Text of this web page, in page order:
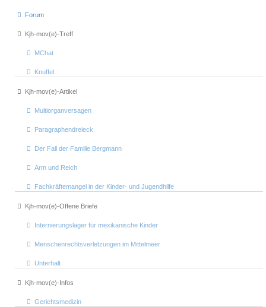
Forum
Kjh-mov(e)-Treff
MChat
Knuffel
Kjh-mov(e)-Artikel
Multiorganversagen
Paragraphendreieck
Der Fall der Familie Bergmann
Arm und Reich
Fachkräftemangel in der Kinder- und Jugendhilfe
Kjh-mov(e)-Offene Briefe
Internierungslager für mexikanische Kinder
Menschenrechtsverletzungen im Mittelmeer
Unterhalt
Kjh-mov(e)-Infos
Gerichtsmedizin